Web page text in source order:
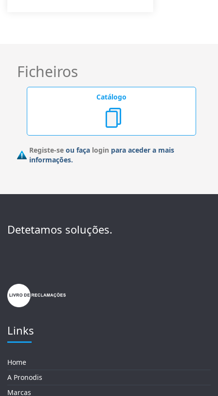
Ficheiros
Catálogo
Registe-se ou faça login para aceder a mais
informações.
Detetamos soluções.
Links
Home
A Pronodis
Marcas